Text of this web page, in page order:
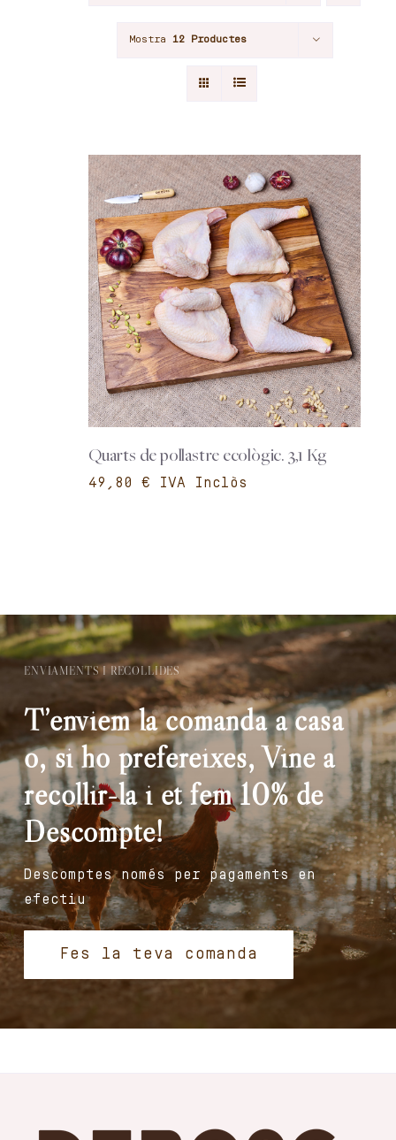
Mostra 12 Productes
Quarts de pollastre ecològic. 3,1 Kg
€
ENVIAMENTS I RECOLLIDES
T’enviem la comanda a casa
o, si ho prefereixes, Vine a
recollir-la i et fem 10% de
Descompte!
Descomptes només per pagaments en
efectiu
Fes la teva comanda